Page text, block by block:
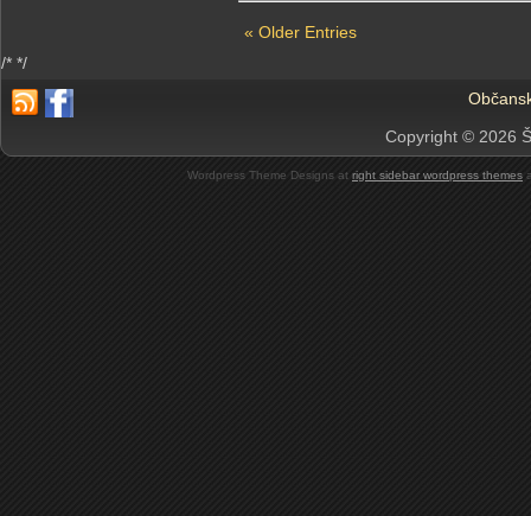
« Older Entries
/* */
Copyright © 2026
Wordpress Theme Designs at right sidebar wordpress themes